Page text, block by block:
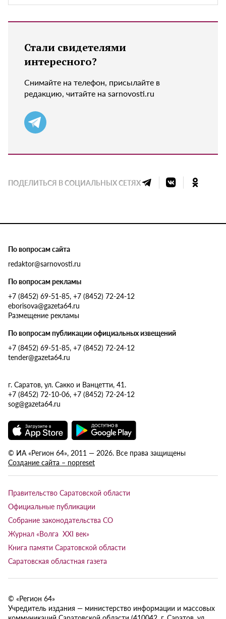
Стали свидетелями
интересного?
Снимайте на телефон, присылайте в
редакцию, читайте на sarnovosti.ru
ПОДЕЛИТЬСЯ В СОЦИАЛЬНЫХ СЕТЯХ
По вопросам сайта
redaktor@sarnovosti.ru
По вопросам рекламы
+7 (8452) 69-51-85, +7 (8452) 72-24-12
eborisova@gazeta64.ru
Размещение рекламы
По вопросам публикации официальных извещений
+7 (8452) 69-51-85, +7 (8452) 72-24-12
tender@gazeta64.ru
г. Саратов, ул. Сакко и Ванцетти, 41.
+7 (8452) 72-10-06, +7 (8452) 72-24-12
sog@gazeta64.ru
© ИА «Регион 64», 2011 — 2026. Все права защищены
Создание сайта – nopreset
Правительство Саратовской области
Официальные публикации
Собрание законодательства СО
Журнал «Волга XXI век»
Книга памяти Саратовской области
Саратовская областная газета
© «Регион 64»
Учредитель издания — министерство информации и массовых